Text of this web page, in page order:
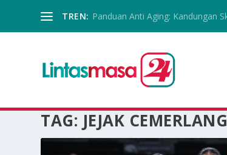
TREN: Panduan Anti Aging: Kandungan
TAG: JEJAK